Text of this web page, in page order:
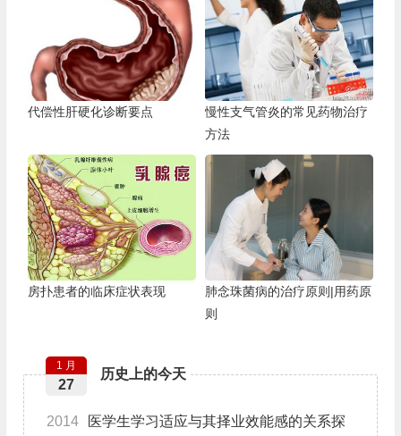
代偿性肝硬化诊断要点
慢性支气管炎的常见药物治疗
方法
房扑患者的临床症状表现
肺念珠菌病的治疗原则|用药原
则
历史上的今天
1 月
27
2014 医学生学习适应与其择业效能感的关系探